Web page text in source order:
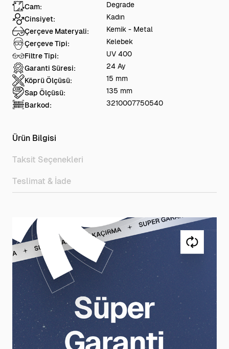
Cam:
Degrade
Cinsiyet:
Kadın
Çerçeve Materyali:
Kemik - Metal
Çerçeve Tipi:
Kelebek
Filtre Tipi:
UV 400
Garanti Süresi:
24 Ay
Köprü Ölçüsü:
15 mm
Sap Ölçüsü:
135 mm
Barkod:
3210007750540
Ürün Bilgisi
Taksit Seçenekleri
Teslimat & İade